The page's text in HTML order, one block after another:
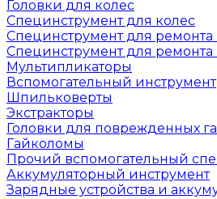
Головки для колес
Специнструмент для колес
Специнструмент для ремонта
Специнструмент для
Мультипликаторы
Вспомогательный инструмент
Шпильковерты
Экстракторы
Головки для поврежденных
Гайколомы
Прочий вспомогательный
Аккумуляторный инструмент
Зарядные устройства и